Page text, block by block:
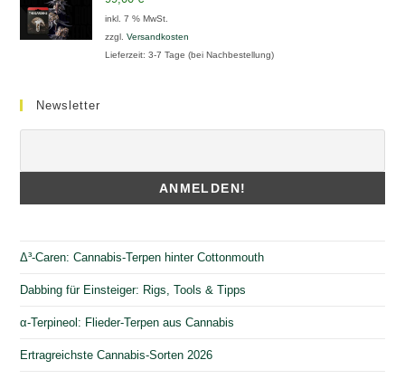
inkl. 7 % MwSt.
zzgl.Versandkosten
Lieferzeit:3-7 Tage (bei Nachbestellung)
Newsletter
Δ³-Caren: Cannabis-Terpen hinter Cottonmouth
Dabbing für Einsteiger: Rigs, Tools & Tipps
α-Terpineol: Flieder-Terpen aus Cannabis
Ertragreichste Cannabis-Sorten 2026